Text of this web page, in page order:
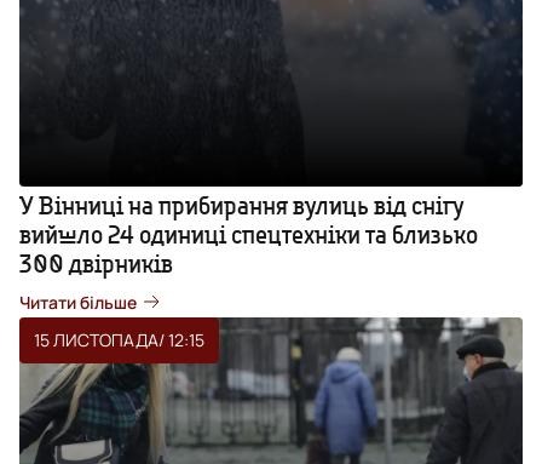
У Вінниці на прибирання вулиць від снігу
вийшло 24 одиниці спецтехніки та близько
300 двірників
Читати більше
15 ЛИСТОПАДА/ 12:15